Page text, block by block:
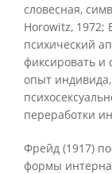
словесная,
Horowitz, 1972;
психический
фиксировать и
опыт
переработки
Фрейд (1917)
формы